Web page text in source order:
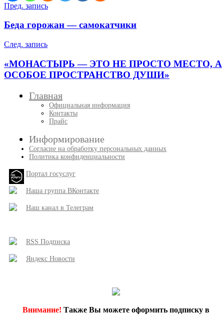
Навигация
по
записям
Пред. запись
Беда горожан — самокатчики
След. запись
«МОНАСТЫРЬ — ЭТО НЕ ПРОСТО МЕСТО, А
ОСОБОЕ ПРОСТРАНСТВО ДУШИ»
Главная
Официальная информация
Контакты
Прайс
Информирование
Согласие на обработку персональных данных
Политика конфиденциальности
Портал госуслуг
Наша группа ВКонтакте
Наш канал в Телеграм
RSS Подписка
Яндекс Новости
Внимание! Также Вы можете оформить подписку в